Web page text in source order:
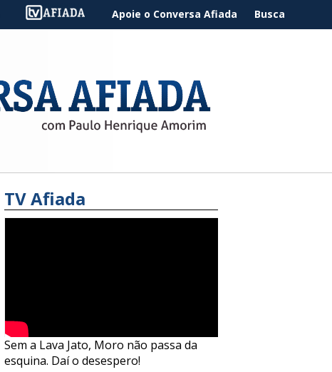
Apoie o Conversa Afiada Busca
TV Afiada
Sem a Lava Jato, Moro não passa da
esquina. Daí o desespero!